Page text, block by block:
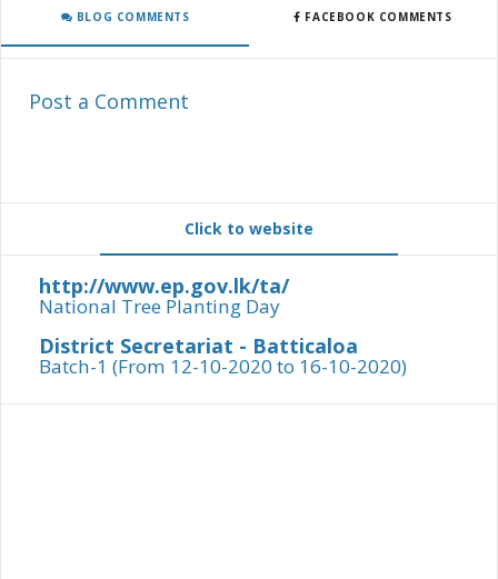
BLOG COMMENTS FACEBOOK COMMENTS
Post a Comment
Click to website
http://www.ep.gov.lk/ta/
National Tree Planting Day
District Secretariat - Batticaloa
Batch-1 (From 12-10-2020 to 16-10-2020)